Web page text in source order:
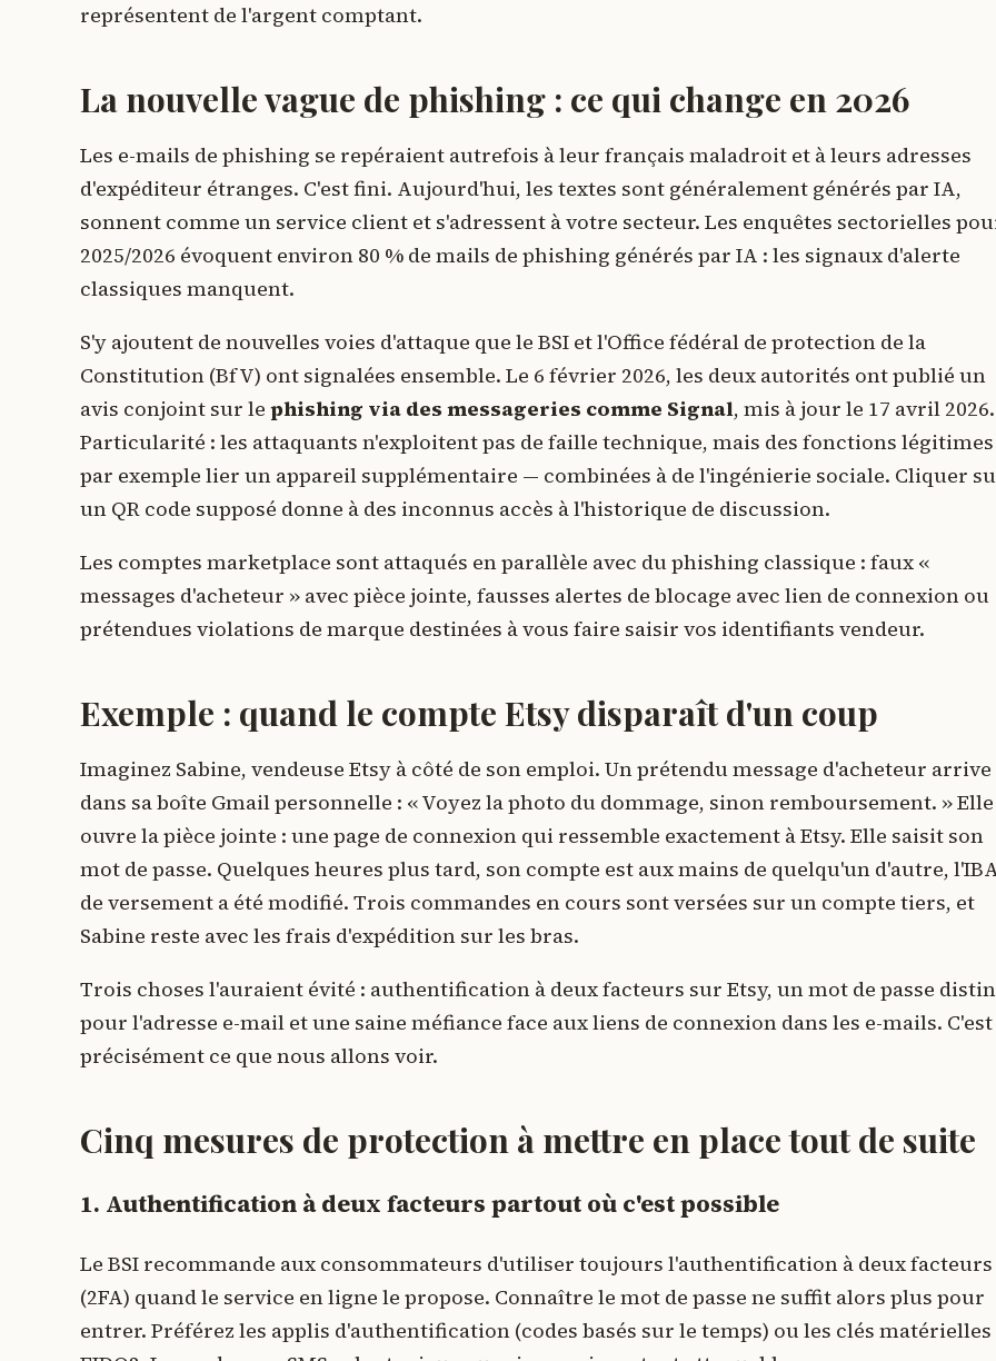
représentent de l'argent comptant.
La nouvelle vague de phishing : ce qui change en 2026
Les e-mails de phishing se repéraient autrefois à leur français maladroit et à leurs adresses
d'expéditeur étranges. C'est fini. Aujourd'hui, les textes sont généralement générés par IA,
sonnent comme un service client et s'adressent à votre secteur. Les enquêtes sectorielles
2025/2026 évoquent environ 80 % de mails de phishing générés par IA : les signaux d'alerte
classiques manquent.
S'y ajoutent de nouvelles voies d'attaque que le BSI et l'Office fédéral de protection de la
Constitution (BfV) ont signalées ensemble. Le 6 février 2026, les deux autorités ont publié un
avis conjoint sur le phishing via des messageries comme Signal, mis à jour le 17 avril 2026.
Particularité : les attaquants n'exploitent pas de faille technique, mais des fonctions
par exemple lier un appareil supplémentaire — combinées à de l'ingénierie sociale. Cliquer
un QR code supposé donne à des inconnus accès à l'historique de discussion.
Les comptes marketplace sont attaqués en parallèle avec du phishing classique : faux «
messages d'acheteur » avec pièce jointe, fausses alertes de blocage avec lien de connexion ou
prétendues violations de marque destinées à vous faire saisir vos identifiants vendeur.
Exemple : quand le compte Etsy disparaît d'un coup
Imaginez Sabine, vendeuse Etsy à côté de son emploi. Un prétendu message d'acheteur arrive
dans sa boîte Gmail personnelle : « Voyez la photo du dommage, sinon remboursement. » Elle
ouvre la pièce jointe : une page de connexion qui ressemble exactement à Etsy. Elle saisit son
mot de passe. Quelques heures plus tard, son compte est aux mains de quelqu'un d'autre,
de versement a été modifié. Trois commandes en cours sont versées sur un compte tiers, et
Sabine reste avec les frais d'expédition sur les bras.
Trois choses l'auraient évité : authentification à deux facteurs sur Etsy, un mot de passe
pour l'adresse e-mail et une saine méfiance face aux liens de connexion dans les e-mails. C'est
précisément ce que nous allons voir.
Cinq mesures de protection à mettre en place tout de suite
1. Authentification à deux facteurs partout où c'est possible
Le BSI recommande aux consommateurs d'utiliser toujours l'authentification à deux facteurs
(2FA) quand le service en ligne le propose. Connaître le mot de passe ne suffit alors plus pour
entrer. Préférez les applis d'authentification (codes basés sur le temps) ou les clés matérielles